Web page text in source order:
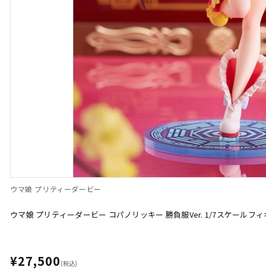
ウマ娘 プリティーダービー
ウマ娘 プリティーダービー コパノリッキー 勝負服Ver. 1/7スケールフ
¥27,500 (税込)